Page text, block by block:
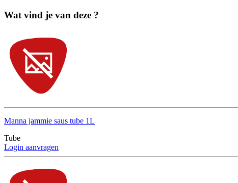
Wat vind je van deze ?
Manna jammie saus tube 1L
Tube
Login aanvragen